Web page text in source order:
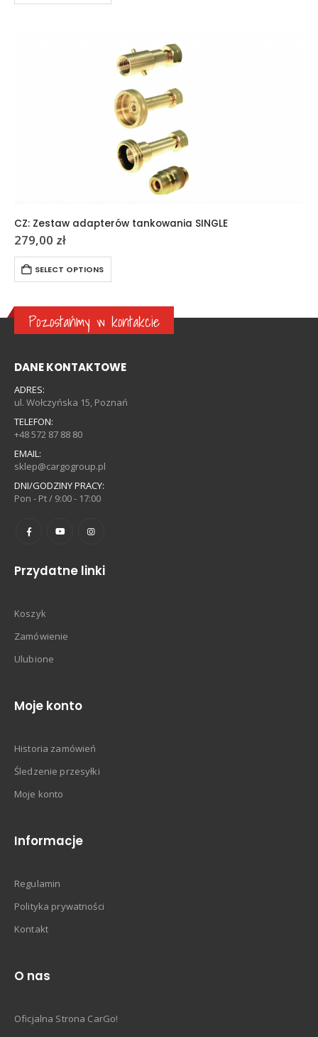
CZ: Zestaw adapterów tankowania SINGLE
279,00 zł
SELECT OPTIONS
Pozostańmy w kontakcie
DANE KONTAKTOWE
ADRES:
ul. Wołczyńska 15, Poznań
TELEFON:
+48 572 87 88 80
EMAIL:
sklep@cargogroup.pl
DNI/GODZINY PRACY:
Pon - Pt / 9:00 - 17:00
Przydatne linki
Koszyk
Zamówienie
Ulubione
Moje konto
Historia zamówień
Śledzenie przesyłki
Moje konto
Informacje
Regulamin
Polityka prywatności
Kontakt
O nas
Oficjalna Strona CarGo!